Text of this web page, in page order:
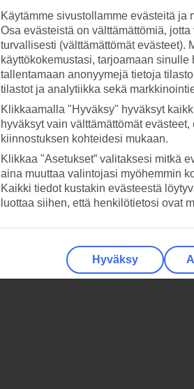
Käytämme sivustollamme evästeitä ja
Osa evästeistä on välttämättömiä,
turvallisesti (välttämättömät evästeet).
käyttökokemustasi, tarjoamaan
tallentamaan anonyymejä tietoja
tilastot ja analytiikka sekä
Klikkaamalla "Hyväksy" hyväksyt
hyväksyt vain välttämättömät
kiinnostuksen kohteidesi mukaan.
Klikkaa "Asetukset” valitaksesi mitkä
aina muuttaa valintojasi myöhemmin
Kaikki tiedot kustakin evästeestä
luottaa siihen, että henkilötietosi ovat
Hyväksy